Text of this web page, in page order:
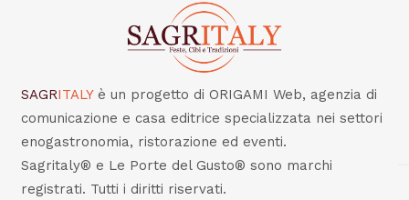
SAGRITALY è un progetto di ORIGAMI Web, agenzia di
comunicazione e casa editrice specializzata nei settori
enogastronomia, ristorazione ed eventi.
Sagritaly® e Le Porte del Gusto® sono marchi
registrati. Tutti i diritti riservati.